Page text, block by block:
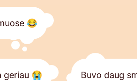
😂
geriau 😭 Buvo daug